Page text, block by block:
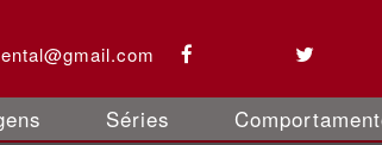
Séries